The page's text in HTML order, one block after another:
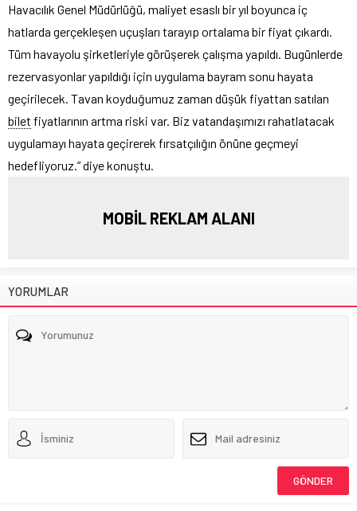
Havacılık Genel Müdürlüğü, maliyet esaslı bir yıl boyunca iç
hatlarda gerçekleşen uçuşları tarayıp ortalama bir fiyat çıkardı.
Tüm havayolu şirketleriyle görüşerek çalışma yapıldı. Bugünlerde
rezervasyonlar yapıldığı için uygulama bayram sonu hayata
geçirilecek. Tavan koyduğumuz zaman düşük fiyattan satılan
bilet fiyatlarının artma riski var. Biz vatandaşımızı rahatlatacak
uygulamayı hayata geçirerek fırsatçılığın önüne geçmeyi
hedefliyoruz.” diye konuştu.
MOBİL REKLAM ALANI
YORUMLAR